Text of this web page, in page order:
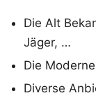
Die Alt
Jäger, …
Die
Diverse